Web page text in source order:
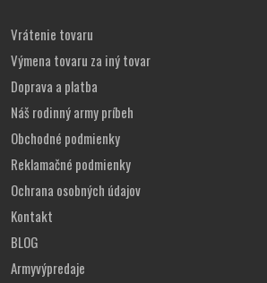
Vrátenie tovaru
Výmena tovaru za iný tovar
Doprava a platba
Náš rodinný army príbeh
Obchodné podmienky
Reklamačné podmienky
Ochrana osobných údajov
Kontakt
BLOG
Armyvýpredaje